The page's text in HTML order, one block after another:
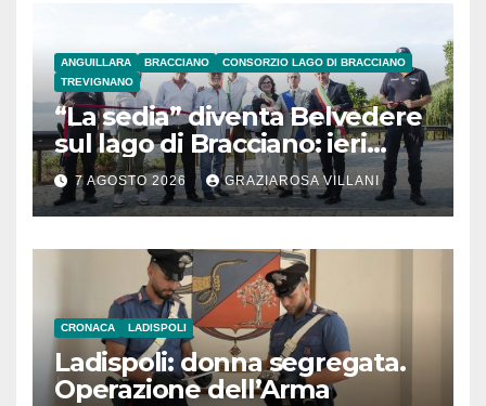
ANGUILLARA BRACCIANO
CONSORZIO LAGO DI BRACCIANO
TREVIGNANO
“La sedia” diventa Belvedere
sul lago di Bracciano: ieri
l’inaugurazione
7 AGOSTO 2026 GRAZIAROSA VILLANI
CRONACA LADISPOLI
Ladispoli: donna segregata.
Operazione dell’Arma